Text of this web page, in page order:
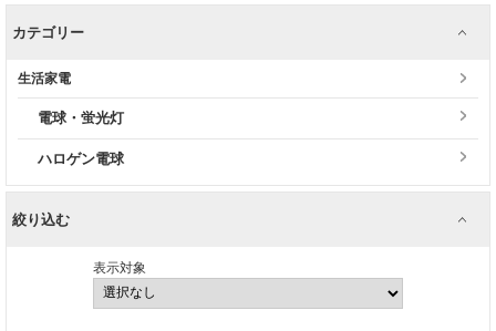
カテゴリー
生活家電
電球・蛍光灯
ハロゲン電球
絞り込む
表示対象